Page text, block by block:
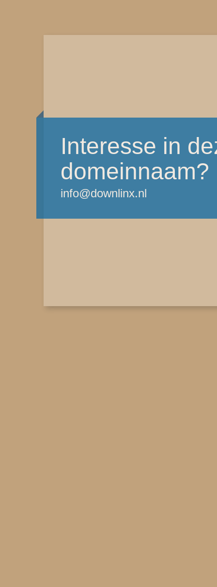
Interesse in
domeinnaam?
info@downlinx.nl